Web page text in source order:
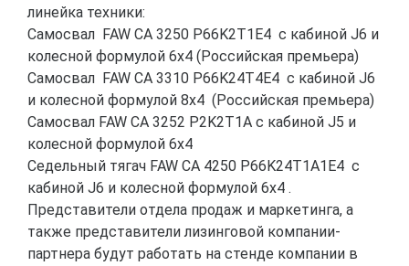
линейка техники:
Самосвал FAW CA 3250 P66K2T1E4 с кабиной J6 и
колесной формулой 6х4 (Российская премьера)
Самосвал FAW CA 3310 P66K24T4E4 с кабиной J6
и колесной формулой 8х4 (Российская премьера)
Самосвал FAW CA 3252 P2K2T1A с кабиной J5 и
колесной формулой 6х4
Седельный тягач FAW CA 4250 P66K24T1A1E4 с
кабиной J6 и колесной формулой 6х4 .
Представители отдела продаж и маркетинга, а
также представители лизинговой компании-
партнера будут работать на стенде компании в